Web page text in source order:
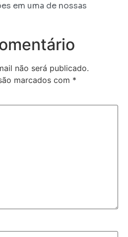
em uma de nossas
não será publicado.
marcados com *